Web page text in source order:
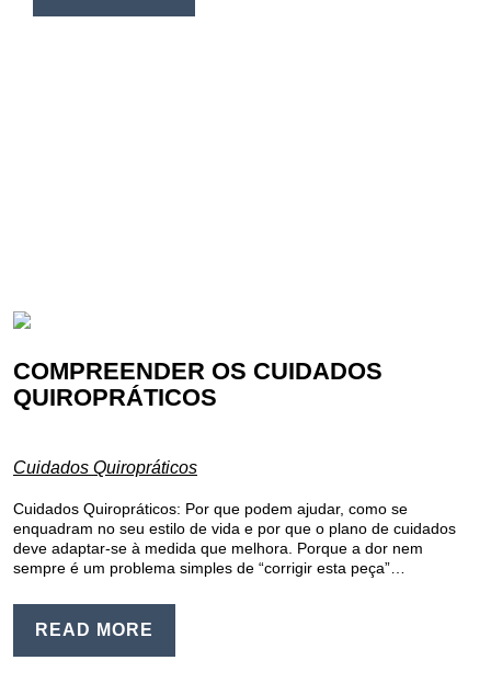
COMPREENDER OS CUIDADOS
QUIROPRÁTICOS
Cuidados Quiropráticos
Cuidados Quiropráticos: Por que podem ajudar, como se
enquadram no seu estilo de vida e por que o plano de cuidados
deve adaptar-se à medida que melhora. Porque a dor nem
sempre é um problema simples de “corrigir esta peça”…
READ MORE